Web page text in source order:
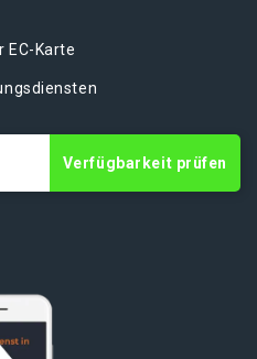
EC-Karte
Verfügbarkeit prüfen